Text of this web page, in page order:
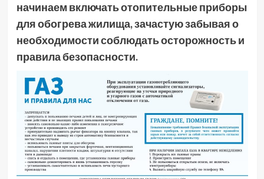
начинаем включать отопительные приборы
для обогрева жилища, зачастую забывая о
необходимости соблюдать осторожность и
правила безопасности.